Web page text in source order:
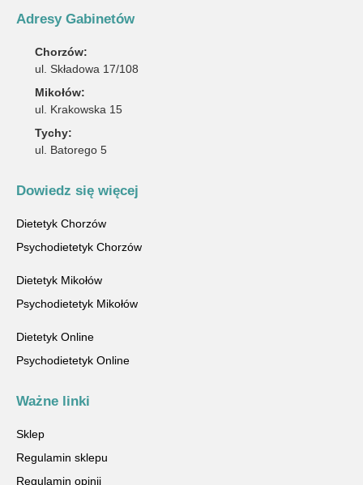
Adresy Gabinetów
Chorzów:
ul. Składowa 17/108
Mikołów:
ul. Krakowska 15
Tychy:
ul. Batorego 5
Dowiedz się więcej
Dietetyk Chorzów
Psychodietetyk Chorzów
Dietetyk Mikołów
Psychodietetyk Mikołów
Dietetyk Online
Psychodietetyk Online
Ważne linki
Sklep
Regulamin sklepu
Regulamin opinii